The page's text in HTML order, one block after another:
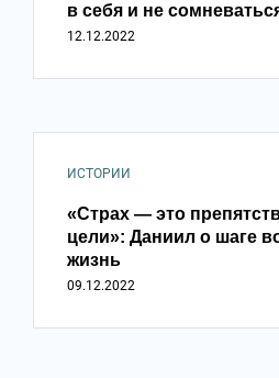
в себя и не
12.12.2022
ИСТОРИИ
«Страх — это
цели»: Даниил о шаге
жизнь
09.12.2022